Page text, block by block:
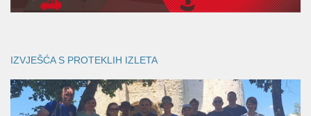
IZVJEŠĆA S PROTEKLIH IZLETA